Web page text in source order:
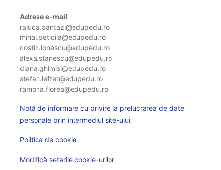
Adrese e-mail
raluca.pantazi@edupedu.ro
mihai.peticila@edupedu.ro
costin.ionescu@edupedu.ro
alexa.stanescu@edupedu.ro
diana.ghimisi@edupedu.ro
stefan.lefter@edupedu.ro
ramona.florea@edupedu.ro
Notă de informare cu privire la prelucrarea de date
personale prin intermediul site-ului
Politica de cookie
Modifică setarile cookie-urilor